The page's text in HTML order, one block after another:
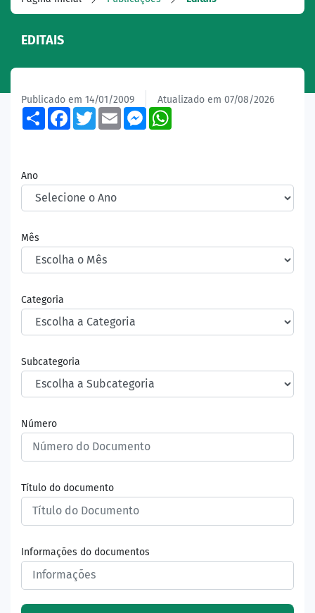
EDITAIS
Publicado em 14/01/2009 Atualizado em 07/08/2026
ShareFacebook
TwitterEmailMessenger
Ano
Mês
Categoria
Subcategoria
Número
Título do documento
Informações do documentos